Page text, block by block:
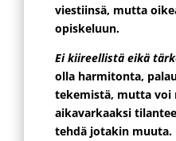
viestiinsä, mutta
opiskeluun.
Ei kiireellistä eikä
olla harmitonta,
tekemistä, mutta voi
aikavarkaaksi
tehdä jotakin muuta.